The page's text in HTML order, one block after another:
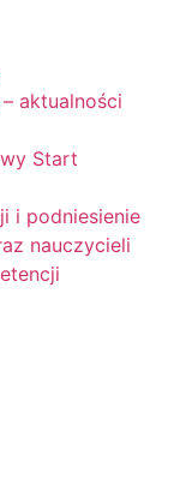
aktualności
Start
i podniesienie
nauczycieli